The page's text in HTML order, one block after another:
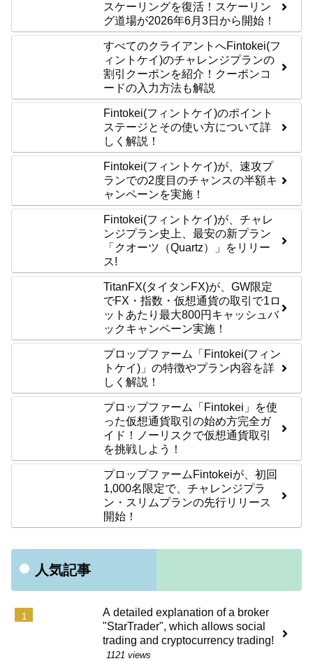
スケーリングを復活！スケーリン
グ道場が2026年6月3日から開始！
すべてのクライアントへFintokei(フ
ィントケイ)のチャレンジプランの
割引クーポンを紹介！クーポンコ
ードの入力方法も解説
Fintokei(フィントケイ)のポイント
ステージとその使い方について詳
しく解説！
Fintokei(フィントケイ)が、速攻プ
ランでの2度目のチャンスの半額キ
ャンペーンを実施！
Fintokei(フィントケイ)が、チャレ
ンジプラン史上、最安の新プラン
「クオーツ（Quartz）」をリリー
ス!
TitanFX(タイタンFX)が、GW限定
でFX・指数・仮想通貨の取引で1ロ
ットあたり最大800円キャッシュバ
ックキャンペーン実施！
プロップファーム「Fintokei(フィン
トケイ)」の特徴やプラン内容を詳
しく解説！
プロップファーム「Fintokei」を使
った仮想通貨取引の始め方完全ガ
イド！ノーリスクで仮想通貨取引
を挑戦しよう！
プロップファームFintokeiが、初回
1,000名限定で、チャレンジプラ
ン・スリムプランの先行リリース
開始！
人気記事
A detailed explanation of a broker
"StarTrader", which allows social
trading and cryptocurrency trading!
1121 views